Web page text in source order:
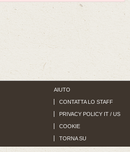
AIUTO
CONTATTA LO STAFF
PRIVACY POLICY IT / US
COOKIE
TORNA SU